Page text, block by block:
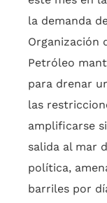
la demanda
Organización
Petróleo
para drenar
las
amplificarse
salida al mar
política,
barriles por